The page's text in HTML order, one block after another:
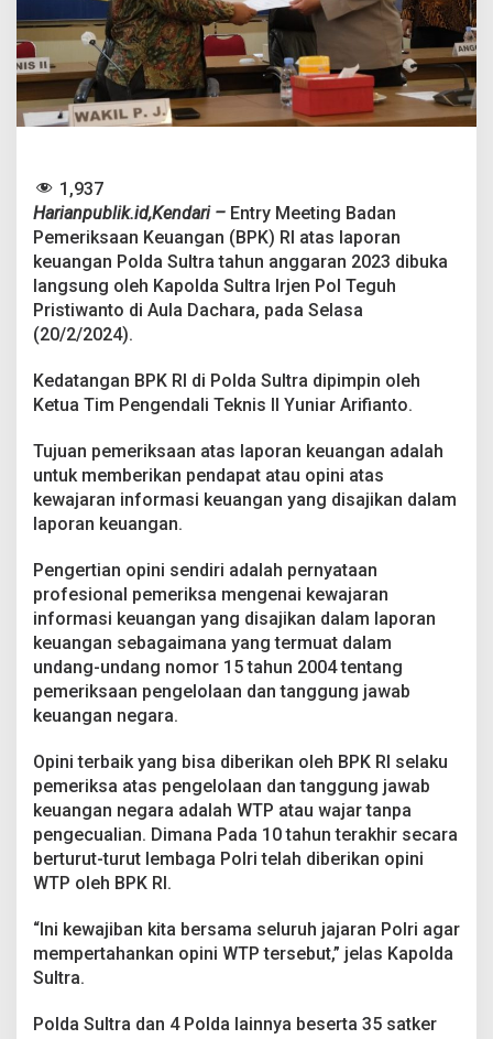
a
n
K
e
u
a
n
P
o
l
d
a
S
r
a
1,937
Harianpublik.id,Kendari – Entry Meeting Badan
Pemeriksaan Keuangan (BPK) RI atas laporan
keuangan Polda Sultra tahun anggaran 2023 dibuka
langsung oleh Kapolda Sultra Irjen Pol Teguh
Pristiwanto di Aula Dachara, pada Selasa
(20/2/2024).
Kedatangan BPK RI di Polda Sultra dipimpin oleh
Ketua Tim Pengendali Teknis II Yuniar Arifianto.
Tujuan pemeriksaan atas laporan keuangan adalah
untuk memberikan pendapat atau opini atas
kewajaran informasi keuangan yang disajikan dalam
laporan keuangan.
Pengertian opini sendiri adalah pernyataan
profesional pemeriksa mengenai kewajaran
informasi keuangan yang disajikan dalam laporan
keuangan sebagaimana yang termuat dalam
undang-undang nomor 15 tahun 2004 tentang
pemeriksaan pengelolaan dan tanggung jawab
keuangan negara.
Opini terbaik yang bisa diberikan oleh BPK RI selaku
pemeriksa atas pengelolaan dan tanggung jawab
keuangan negara adalah WTP atau wajar tanpa
pengecualian. Dimana Pada 10 tahun terakhir secara
berturut-turut lembaga Polri telah diberikan opini
WTP oleh BPK RI.
“Ini kewajiban kita bersama seluruh jajaran Polri agar
mempertahankan opini WTP tersebut,” jelas Kapolda
Sultra.
Polda Sultra dan 4 Polda lainnya beserta 35 satker